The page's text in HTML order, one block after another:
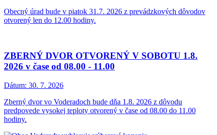
Obecný úrad bude v piatok 31.7. 2026 z prevádzkových dôvodov
otvorený len do 12.00 hodiny.
ZBERNÝ DVOR OTVORENÝ V SOBOTU 1.8.
2026 v čase od 08.00 - 11.00
Dátum: 30. 7. 2026
Zberný dvor vo Voderadoch bude dňa 1.8. 2026 z dôvodu
predpovede vysokej teploty otvorený v čase od 08.00 do 11.00
hodiny.